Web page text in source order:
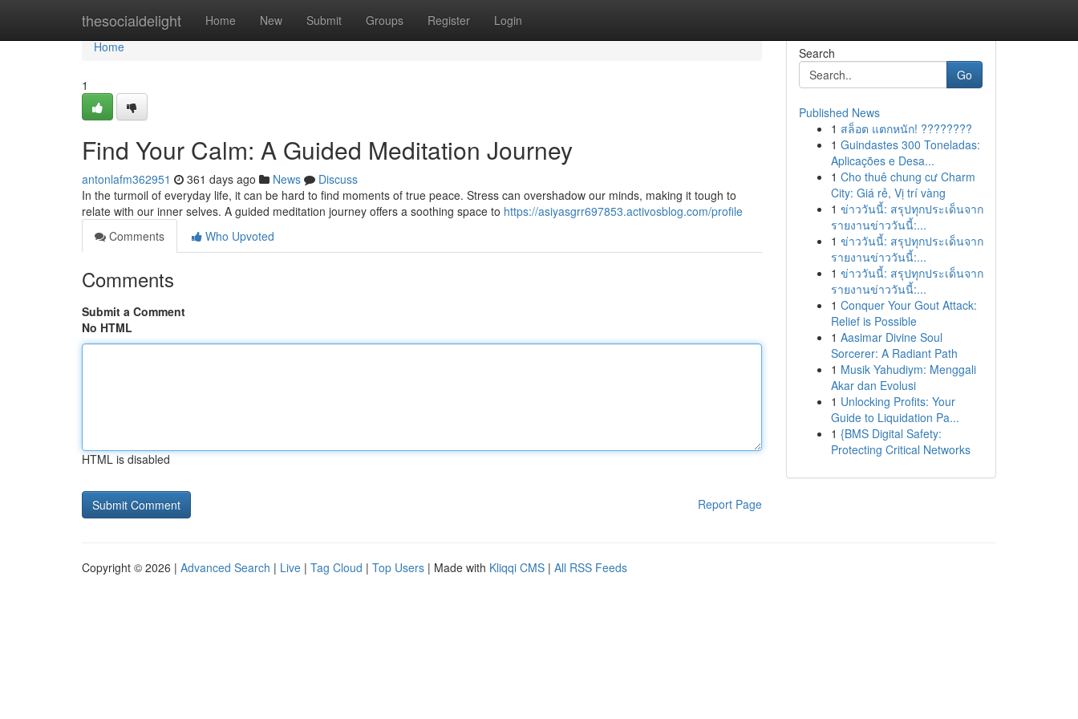
thesocialdelight Home New Submit Groups Register Login
Home
Home
1
Find Your Calm: A Guided Meditation Journey
antonlafm362951 361 days ago News
Discuss
In the turmoil of everyday life, it can be hard to find moments of true peace. Stress can overshadow our minds, making it tough to
relate with our inner selves. A guided meditation journey offers a soothing space to https://asiyasgrr697853.activosblog.com/profile
Comments
Who Upvoted
Comments
Submit a Comment
No HTML
HTML is disabled
Report Page
Search
Go
Published News
1 สล็อต แตกหนัก! ????????
1 Guindastes 300 Toneladas:
Aplicações e Desa...
1 Cho thuê chung cư Charm
City: Giá rẻ, Vị trí vàng
1 ข่าววันนี้: สรุปทุกประเด็นจาก
รายงานข่าววันนี้:...
1 ข่าววันนี้: สรุปทุกประเด็นจาก
รายงานข่าววันนี้:...
1 ข่าววันนี้: สรุปทุกประเด็นจาก
รายงานข่าววันนี้:...
1 Conquer Your Gout Attack:
Relief is Possible
1 Aasimar Divine Soul
Sorcerer: A Radiant Path
1 Musik Yahudiym: Menggali
Akar dan Evolusi
1 Unlocking Profits: Your
Guide to Liquidation Pa...
1 {BMS Digital Safety:
Protecting Critical Networks
Copyright © 2026 | Advanced Search | Live | Tag Cloud | Top Users | Made with Kliqqi CMS | All RSS Feeds